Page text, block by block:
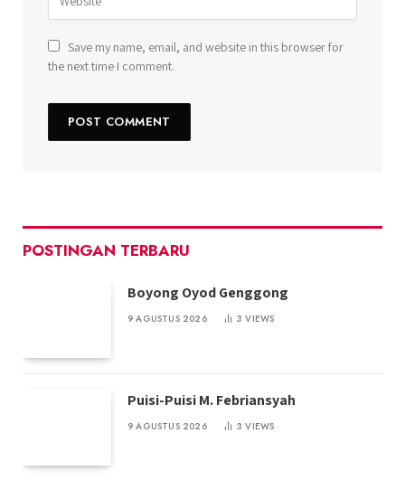
Save my name, email, and website in this browser for
the next time I comment.
POSTINGAN TERBARU
Boyong Oyod Genggong
9 AGUSTUS 2026 3VIEWS
Puisi-Puisi M. Febriansyah
9 AGUSTUS 2026 3VIEWS